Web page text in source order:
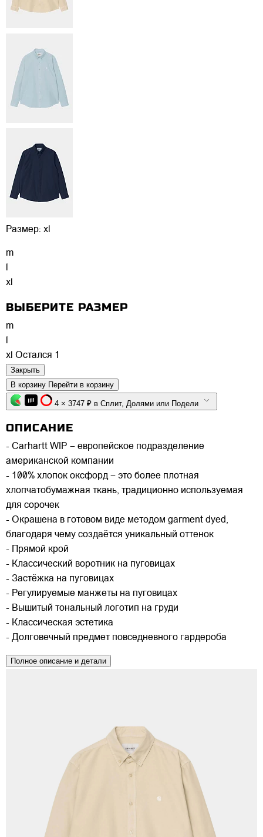
Размер: xl
m
xl
ВЫБЕРИТЕ РАЗМЕР
m
xl Остался 1
Закрыть
В корзину Перейти в корзину
4 × 3747 ₽ в Сплит, Долями или Подели
ОПИСАНИЕ
- Carhartt WIP – европейское подразделение
американской компании
- 100% хлопок оксфорд – это более плотная
хлопчатобумажная ткань, традиционно используемая
для сорочек
- Окрашена в готовом виде методом garment dyed,
благодаря чему создаётся уникальный оттенок
- Прямой крой
- Классический воротник на пуговицах
- Застёжка на пуговицах
- Регулируемые манжеты на пуговицах
- Вышитый тональный логотип на груди
- Классическая эстетика
- Долговечный предмет повседневного гардероба
Полное описание и детали